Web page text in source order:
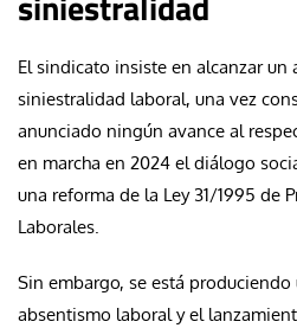
El sindicato insiste en alcanzar un
siniestralidad laboral, una vez
anunciado ningún avance al
en marcha en 2024 el diálogo
una reforma de la Ley 31/1995 de
Laborales.
Sin embargo, se está
absentismo laboral y el